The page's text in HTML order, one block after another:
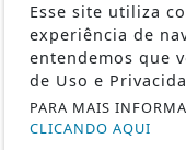
POLÍTICA
CONTOS DE
CIDADES
EDITORIAL
INTERNACIONAL
Esse site utiliza
experiência de
entendemos que
de Uso e
PARA MAIS
CLICANDO AQUI